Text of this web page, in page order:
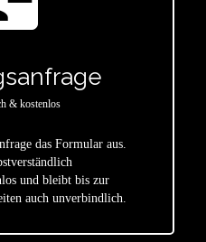
& kostenlos
das Formular aus.
und bleibt bis zur
auch unverbindlich.